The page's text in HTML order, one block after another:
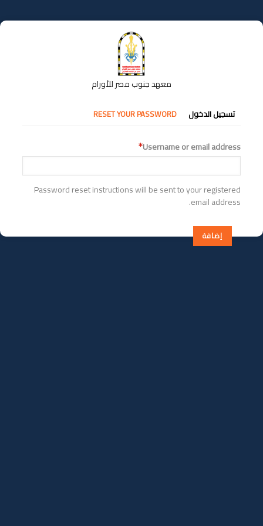
إلى
المحتوى
معهد جنوب مصر للأورام
التبويبات
الأساسية
تسجيل الدخول RESET YOUR PASSWORD
Username or email address
Password reset instructions will be sent to your registered
email address.